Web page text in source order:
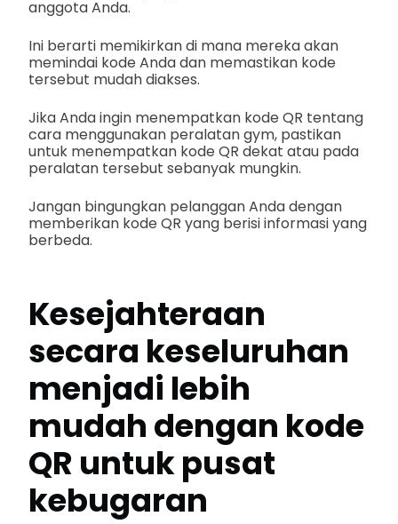
anggota Anda.
Ini berarti memikirkan di mana mereka akan
memindai kode Anda dan memastikan kode
tersebut mudah diakses.
Jika Anda ingin menempatkan kode QR tentang
cara menggunakan peralatan gym, pastikan
untuk menempatkan kode QR dekat atau pada
peralatan tersebut sebanyak mungkin.
Jangan bingungkan pelanggan Anda dengan
memberikan kode QR yang berisi informasi yang
berbeda.
Kesejahteraan
secara keseluruhan
menjadi lebih
mudah dengan kode
QR untuk pusat
kebugaran